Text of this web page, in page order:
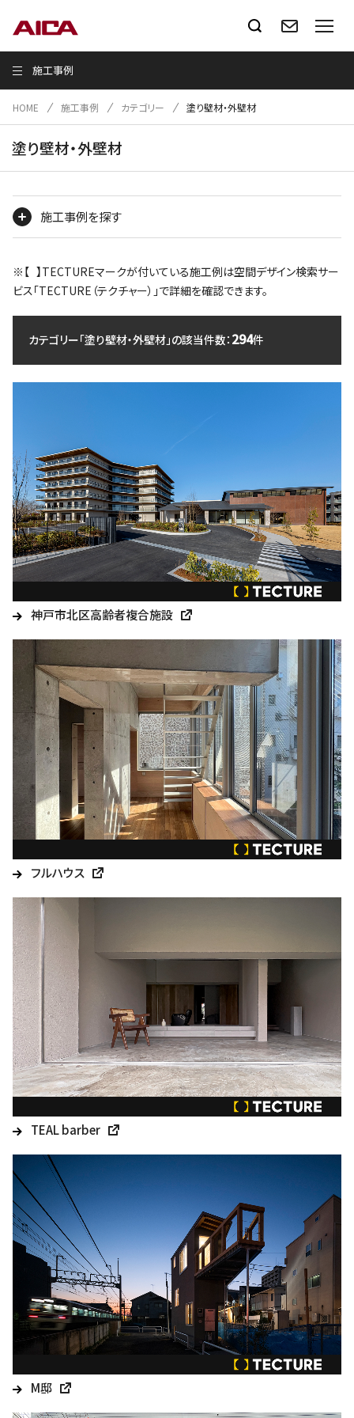
施工事例
HOME 施工事例 カテゴリー 塗り壁材・外壁材
塗り壁材・外壁材
施工事例を探す
※【 】TECTUREマークが付いている施工例は空間デザイン検索サー
ビス「TECTURE（テクチャー）」で詳細を確認できます。
カテゴリー「塗り壁材・外壁材」の該当件数： 294件
神戸市北区高齢者複合施設
フルハウス
TEAL barber
M邸